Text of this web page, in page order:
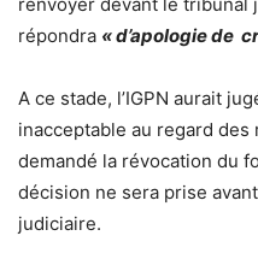
répondra « d’apologie de
A ce stade, l’IGPN aurait
inacceptable au regard
demandé la révocation du
décision ne sera prise
judiciaire.